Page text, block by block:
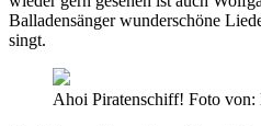
Balladensänger wunderschöne
singt.
Ahoi Piratenschiff! Foto von: